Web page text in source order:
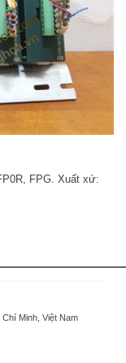
FPG. Xuất xứ:
Minh, Việt Nam